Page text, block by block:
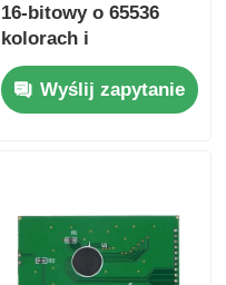
16-bitowy o 65536
kolorach i
rozdzielczości
800x480 dla desek
rozdzielczych i
Wyślij zapytanie